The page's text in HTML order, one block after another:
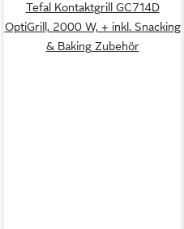
Tefal Kontaktgrill GC714D
OptiGrill, 2000 W, + inkl. Snacking
& Baking Zubehör